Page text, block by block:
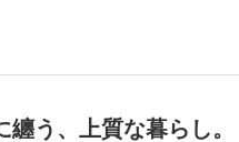
纏う、上質な暮らし。